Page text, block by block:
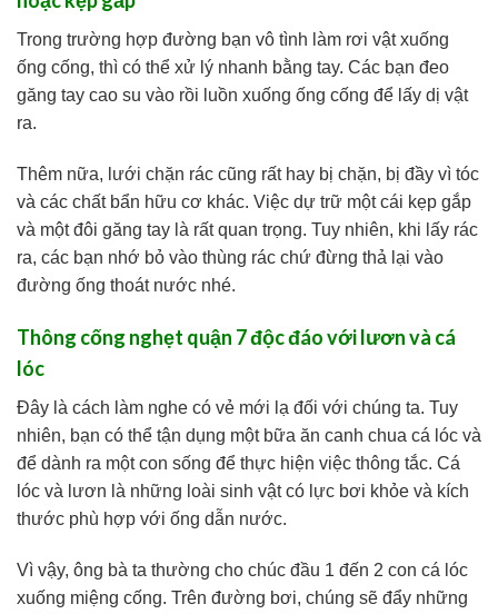
Trong trường hợp đường bạn vô tình làm rơi vật xuống
ống cống, thì có thể xử lý nhanh bằng tay. Các bạn đeo
găng tay cao su vào rồi luồn xuống ống cống để lấy dị vật
ra.
Thêm nữa, lưới chặn rác cũng rất hay bị chặn, bị đầy vì tóc
và các chất bẩn hữu cơ khác. Việc dự trữ một cái kẹp gắp
và một đôi găng tay là rất quan trọng. Tuy nhiên, khi lấy rác
ra, các bạn nhớ bỏ vào thùng rác chứ đừng thả lại vào
đường ống thoát nước nhé.
Thông cống nghẹt quận 7 độc đáo với lươn và cá
lóc
Đây là cách làm nghe có vẻ mới lạ đối với chúng ta. Tuy
nhiên, bạn có thể tận dụng một bữa ăn canh chua cá lóc và
để dành ra một con sống để thực hiện việc thông tắc. Cá
lóc và lươn là những loài sinh vật có lực bơi khỏe và kích
thước phù hợp với ống dẫn nước.
Vì vậy, ông bà ta thường cho chúc đầu 1 đến 2 con cá lóc
xuống miệng cống. Trên đường bơi, chúng sẽ đẩy những